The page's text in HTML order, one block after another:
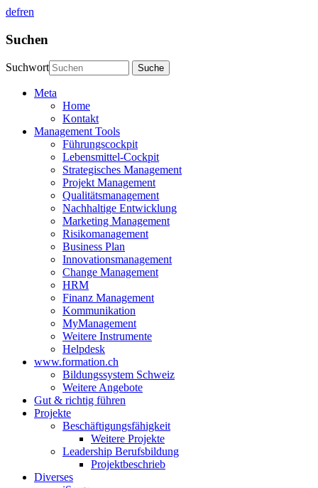
defren
Suchen
Suchwort
Meta
Home
Kontakt
Management Tools
Führungscockpit
Lebensmittel-Cockpit
Strategisches Management
Projekt Management
Qualitätsmanagement
Nachhaltige Entwicklung
Marketing Management
Risikomanagement
Business Plan
Innovationsmanagement
Change Management
HRM
Finanz Management
Kommunikation
MyManagement
Weitere Instrumente
Helpdesk
www.formation.ch
Bildungssystem Schweiz
Weitere Angebote
Gut & richtig führen
Projekte
Beschäftigungsfähigkeit
Weitere Projekte
Leadership Berufsbildung
Projektbeschrieb
Diverses